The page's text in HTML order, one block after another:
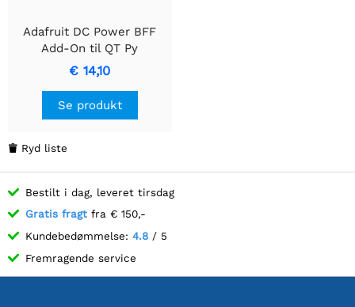
Adafruit DC Power BFF
Add-On til QT Py
€ 14,10
Se produkt
 Ryd liste
Bestilt i dag, leveret tirsdag
Gratis fragt fra € 150,-
Kundebedømmelse: 4.8 / 5
Fremragende service